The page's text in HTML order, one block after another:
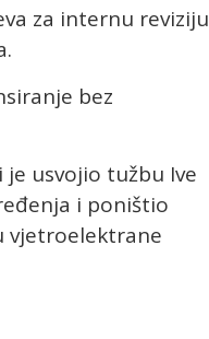
za internu reviziju
bez
je usvojio tužbu Ive
i poništio
vjetroelektrane